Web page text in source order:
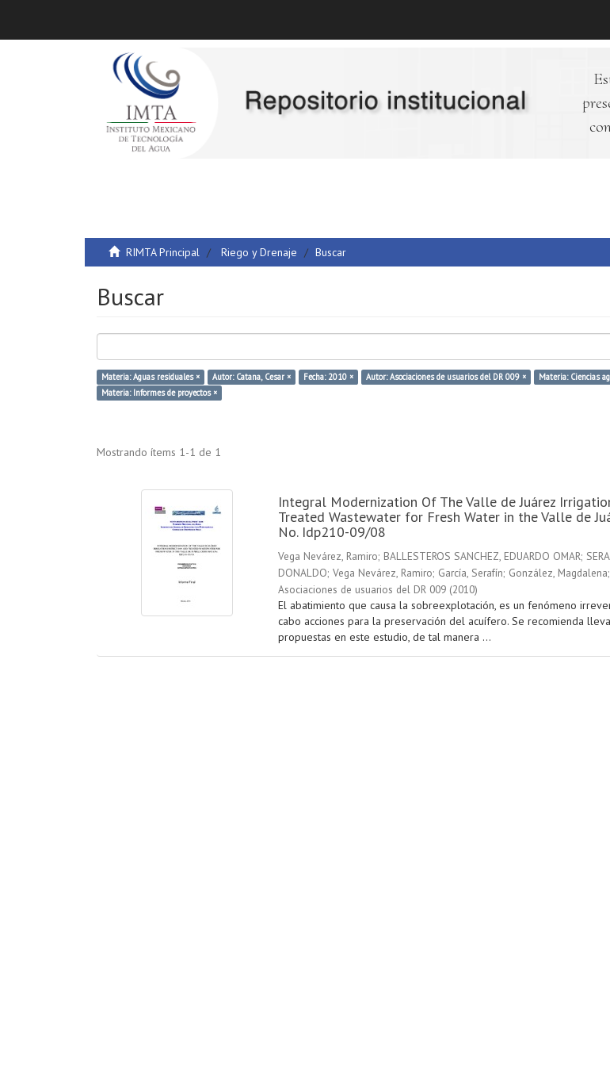
RIMTA Principal Riego y Drenaje Buscar
Buscar
Materia: Aguas residuales × Autor: Catana, Cesar × Fecha: 2010 × Autor: Asociaciones de usuarios del DR 009 ×
Materia: Ciencias
Materia: Informes de proyectos ×
Mostrando ítems 1-1 de 1
Integral Modernization Of The Valle de Juárez
Treated Wastewater for Fresh Water in the Valle de
No. Idp210-09/08
Vega Nevárez, Ramiro; BALLESTEROS SANCHEZ, EDUARDO OMAR;
DONALDO; Vega Nevárez, Ramiro; García, Serafín; González, Magdalena;
Asociaciones de usuarios del DR 009 (2010)
El abatimiento que causa la sobreexplotación, es un fenómeno
cabo acciones para la preservación del acuífero. Se recomienda
propuestas en este estudio, de tal manera ...